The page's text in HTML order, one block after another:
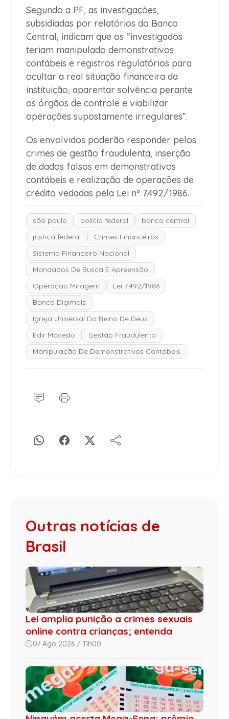
Segundo a PF, as investigações,
subsidiadas por relatórios do Banco
Central, indicam que os “investigados
teriam manipulado demonstrativos
contábeis e registros regulatórios para
ocultar a real situação financeira da
instituição, aparentar solvência perante
os órgãos de controle e viabilizar
operações supostamente irregulares”.
Os envolvidos poderão responder pelos
crimes de gestão fraudulenta, inserção
de dados falsos em demonstrativos
contábeis e realização de operações de
crédito vedadas pela Lei nº 7.492/1986.
são paulo polícia federal
banco central
justiça federal
Crimes Financeiros
Sistema Financeiro Nacional
Mandados De Busca E Apreensão
Operação Miragem
Lei 7.492/1986
Banco Digimais
Igreja Universal Do Reino De Deus
Edir Macedo
Gestão Fraudulenta
Manipulação De Demonstrativos Contábeis
Outras notícias de
Brasil
Lei amplia punição a crimes sexuais
online contra crianças; entenda
07 Ago 2026 / 11h00